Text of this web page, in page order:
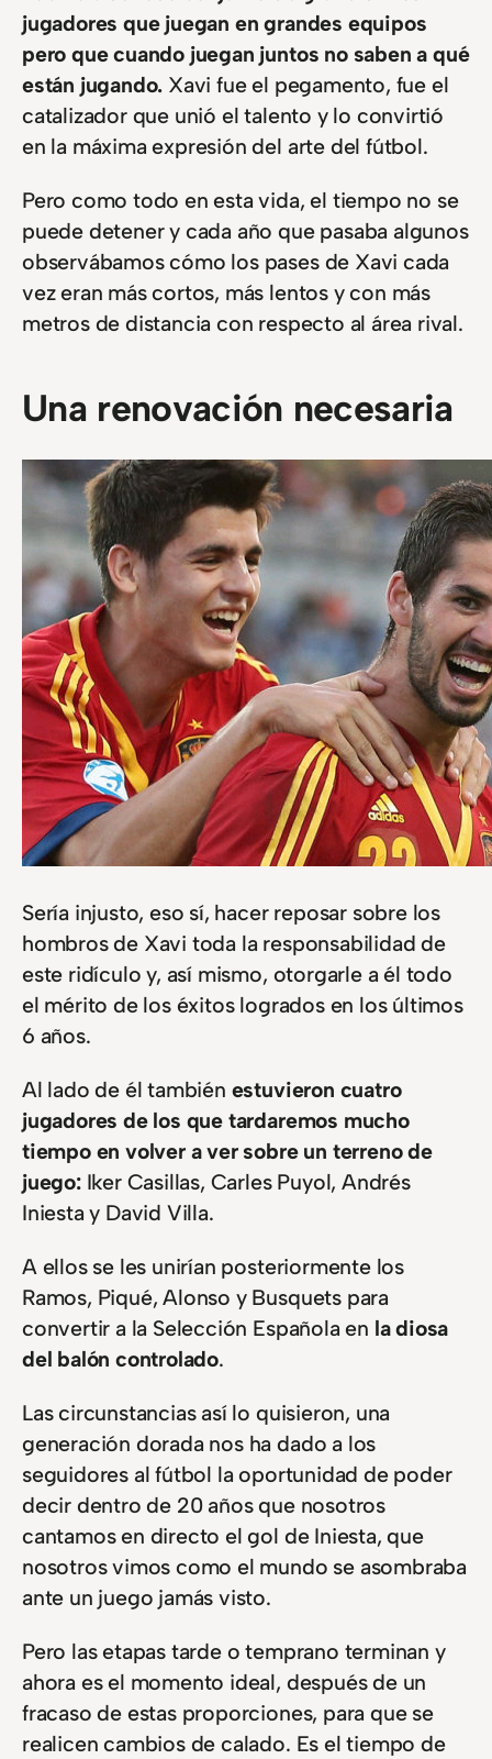
jugadores que juegan en grandes equipos
pero que cuando juegan juntos no saben a qué
están jugando. Xavi fue el pegamento, fue el
catalizador que unió el talento y lo convirtió
en la máxima expresión del arte del fútbol.
Pero como todo en esta vida, el tiempo no se
puede detener y cada año que pasaba algunos
observábamos cómo los pases de Xavi cada
vez eran más cortos, más lentos y con más
metros de distancia con respecto al área rival.
Una renovación necesaria
Sería injusto, eso sí, hacer reposar sobre los
hombros de Xavi toda la responsabilidad de
este ridículo y, así mismo, otorgarle a él todo
el mérito de los éxitos logrados en los últimos
6 años.
Al lado de él también estuvieron cuatro
jugadores de los que tardaremos mucho
tiempo en volver a ver sobre un terreno de
juego:Iker Casillas, Carles Puyol, Andrés
Iniesta y David Villa.
A ellos se les unirían posteriormente los
Ramos, Piqué, Alonso y Busquets para
convertir a la Selección Española en la diosa
del balón controlado.
Las circunstancias así lo quisieron, una
generación dorada nos ha dado a los
seguidores al fútbol la oportunidad de poder
decir dentro de 20 años que nosotros
cantamos en directo el gol de Iniesta, que
nosotros vimos como el mundo se asombraba
ante un juego jamás visto.
Pero las etapas tarde o temprano terminan y
ahora es el momento ideal, después de un
fracaso de estas proporciones, para que se
realicen cambios de calado. Es el tiempo de